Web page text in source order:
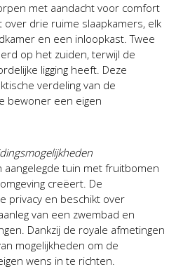
met aandacht voor comfort
over drie ruime slaapkamers, elk
en een inloopkast. Twee
op het zuiden, terwijl de
ligging heeft. Deze
verdeling van de
bewoner een eigen
aangelegde tuin met fruitbomen
creëert. De
privacy en beschikt over
van een zwembad en
Dankzij de royale afmetingen
mogelijkheden om de
wens in te richten.